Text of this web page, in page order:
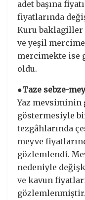
adet başına
fiyatlarında
Kuru baklagiller
ve yeşil
mercimekte ise
oldu.
●Taze sebze-
Yaz
göstermesiyle
tezgâhlarında
meyve
gözlemlendi.
nedeniyle
ve kavun